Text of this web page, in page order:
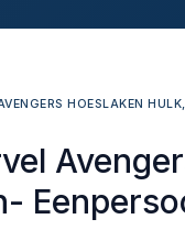
HOESLAKEN